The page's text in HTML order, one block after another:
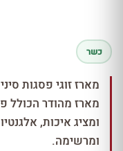
כשר
מארז זוגי פסגות
מארז מהודר הכולל
ומציג איכות,
ומרשימה.